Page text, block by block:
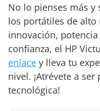
No lo pienses más y
los portátiles de alto
innovación,
confianza, el HP
enlace y lleva tu
nivel. ¡Atrévete a
tecnológica!